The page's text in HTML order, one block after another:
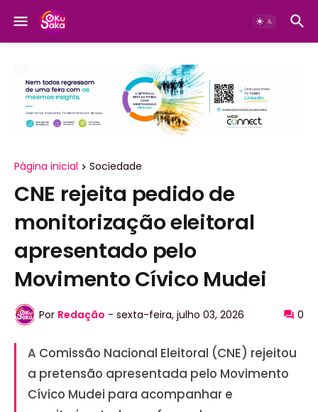
Página inicial Sociedade
CNE rejeita pedido de
monitorização eleitoral
apresentado pelo
Movimento Cívico Mudei
Por Redação - sexta-feira, julho 03, 2026 0
A Comissão Nacional Eleitoral (CNE) rejeitou
a pretensão apresentada pelo Movimento
Cívico Mudei para acompanhar e